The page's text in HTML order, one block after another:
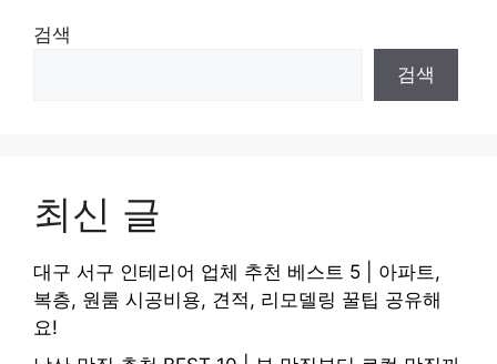
검색
검색
최신 글
대구 서구 인테리어 업체 추천 베스트 5 | 아파트,
복층, 원룸 시공비용, 견적, 리모델링 꿀팁 공유해
요!